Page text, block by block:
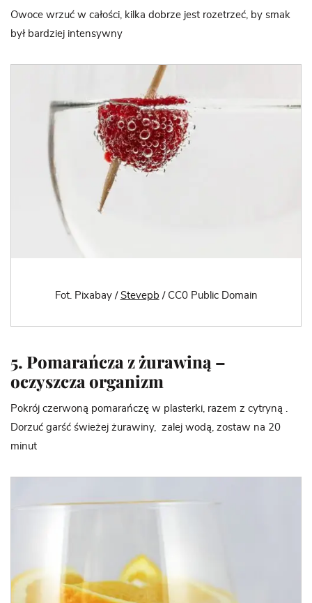
Owoce wrzuć w całości, kilka dobrze jest rozetrzeć, by smak
był bardziej intensywny
Fot. Pixabay / Stevepb / CC0 Public Domain
5. Pomarańcza z żurawiną –
oczyszcza organizm
Pokrój czerwoną pomarańczę w plasterki, razem z cytryną .
Dorzuć garść świeżej żurawiny, zalej wodą, zostaw na 20
minut